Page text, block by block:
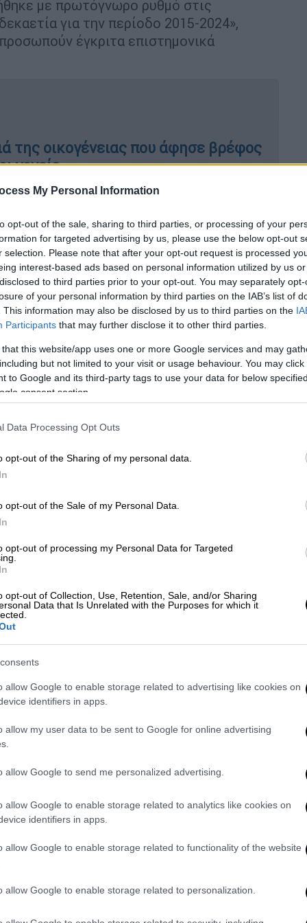
My Personal Information
opt-out of the sale, sharing to third parties, or processing of your
for targeted advertising by us, please use the below opt-out
selection. Please note that after your opt-out request is processed
interest-based ads based on personal information utilized by us
to third parties prior to your opt-out. You may separately
of your personal information by third parties on the IAB’s list of
This information may also be disclosed by us to third parties on the
Participants that may further disclose it to other third parties.
that this website/app uses one or more Google services and may
but not limited to your visit or usage behaviour. You may
to Google and its third-party tags to use your data for below
consent section.
Data Processing Opt Outs
opt-out of the Sharing of my personal data.
opt-out of the Sale of my Personal Data.
opt-out of processing my Personal Data for Targeted
opt-out of Collection, Use, Retention, Sale, and/or Sharing
Data that Is Unrelated with the Purposes for which it
allow Google to enable storage related to advertising like cookies on
identifiers in apps.
allow my user data to be sent to Google for online advertising
allow Google to send me personalized advertising.
allow Google to enable storage related to analytics like cookies on
identifiers in apps.
allow Google to enable storage related to functionality of the website
allow Google to enable storage related to personalization.
με πρωτόγνωρο ρυθμό στις
για την περίοδο 2015-2024»,
έγκριτα επιστημονικά
της οικογένειας που άφησε βρέφος
γονείς
φαινόμενο τουθερμοκηπίου και
καυσίμων έφθασαν σε νέο ρεκόρ το
ετησίως κατά μέσον όρο της
που ρυπαίνουν την ατμόσφαιρα και
έχουν και αυτά περιορισθεί.
επιθεώρηση Earth System Science Data,
που προέρχονται από 17 χώρες, οι
Διακυβερνητικής Επιτροπής για την
επικαιροποιημένων σε ετήσια βάση
πολυετή αναμονή για την
σε σχέση με την προβιομηχανική εποχή
στην ανθρώπινη δραστηριότητα. Η
1,36°C) είναι αποτέλεσμα της
και, κατά βάσιν, των συνεπειών του
δεδομένης της αύξησης της
δραστηριότητας, στην οποία
φαινομένων, επισημαίνει ο Christophe
Recherche Scientifique). «Δεν είναι
χαρακτήρα για τους
διαβεί ακόμα το πλέον φιλόδοξο
Παρισιού (περιορισμός της ανόδου της
Το ανθρακικό απόθεμα, η συνολική
που μπορεί ακόμη να εκπεμφθεί
περιορισμού της αύξησης της
εξαντλείται.
μοιρολατρία, στο "όλα